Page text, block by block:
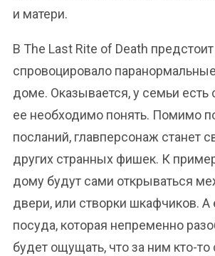
и матери.
В The Last Rite of Death
спровоцировало
доме. Оказывается, у семьи есть
ее необходимо понять. Помимо
посланий, главперсонаж станет
других странных фишек. К
дому будут сами открываться
двери, или створки шкафчиков. А
посуда, которая непременно
будет ощущать, что за ним кто-то